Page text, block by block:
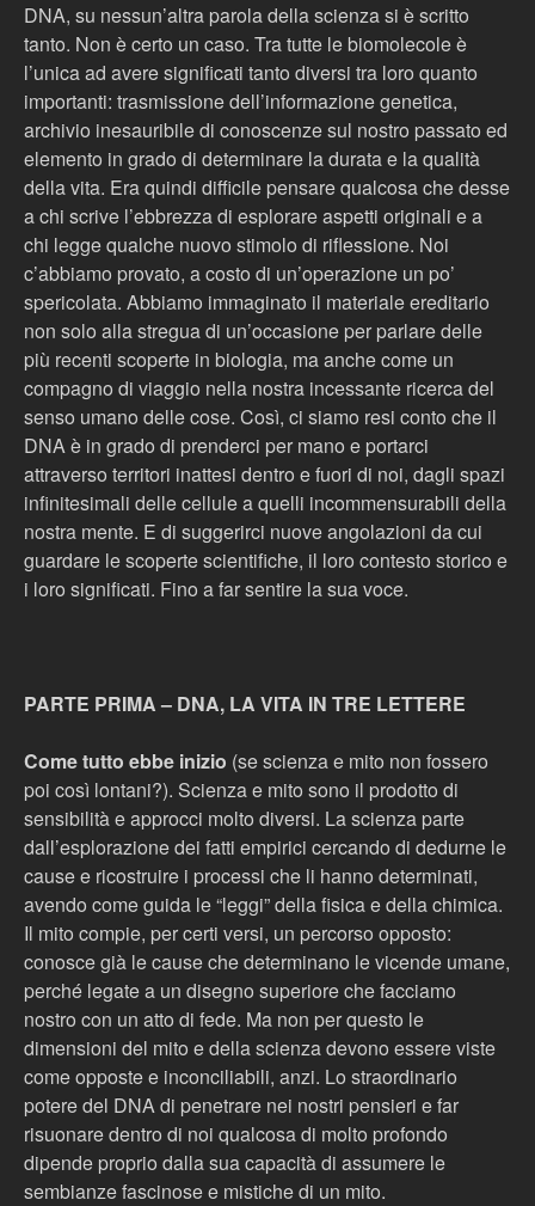
DNA, su nessun’altra parola della scienza si è scritto
tanto. Non è certo un caso. Tra tutte le biomolecole è
l’unica ad avere significati tanto diversi tra loro quanto
importanti: trasmissione dell’informazione genetica,
archivio inesauribile di conoscenze sul nostro passato ed
elemento in grado di determinare la durata e la qualità
della vita. Era quindi difficile pensare qualcosa che desse
a chi scrive l’ebbrezza di esplorare aspetti originali e a
chi legge qualche nuovo stimolo di riflessione. Noi
c’abbiamo provato, a costo di un’operazione un po’
spericolata. Abbiamo immaginato il materiale ereditario
non solo alla stregua di un’occasione per parlare delle
più recenti scoperte in biologia, ma anche come un
compagno di viaggio nella nostra incessante ricerca del
senso umano delle cose. Così, ci siamo resi conto che il
DNA è in grado di prenderci per mano e portarci
attraverso territori inattesi dentro e fuori di noi, dagli spazi
infinitesimali delle cellule a quelli incommensurabili della
nostra mente. E di suggerirci nuove angolazioni da cui
guardare le scoperte scientifiche, il loro contesto storico e
i loro significati. Fino a far sentire la sua voce.
PARTE PRIMA – DNA, LA VITA IN TRE LETTERE
Come tutto ebbe inizio (se scienza e mito non fossero
poi così lontani?). Scienza e mito sono il prodotto di
sensibilità e approcci molto diversi. La scienza parte
dall’esplorazione dei fatti empirici cercando di dedurne le
cause e ricostruire i processi che li hanno determinati,
avendo come guida le “leggi” della fisica e della chimica.
Il mito compie, per certi versi, un percorso opposto:
conosce già le cause che determinano le vicende umane,
perché legate a un disegno superiore che facciamo
nostro con un atto di fede. Ma non per questo le
dimensioni del mito e della scienza devono essere viste
come opposte e inconciliabili, anzi. Lo straordinario
potere del DNA di penetrare nei nostri pensieri e far
risuonare dentro di noi qualcosa di molto profondo
dipende proprio dalla sua capacità di assumere le
sembianze fascinose e mistiche di un mito.